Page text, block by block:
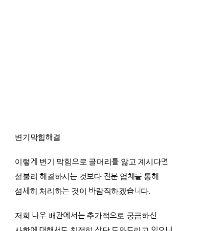
변기막힘해결
이렇게 변기 막힘으로 골머리를 앓고 계시다면
섣불리 해결하시는 것보다 전문 업체를 통해
섬세히 처리하는 것이 바람직하겠습니다.
저희 나우 배관에서는 추가적으로 궁금하신